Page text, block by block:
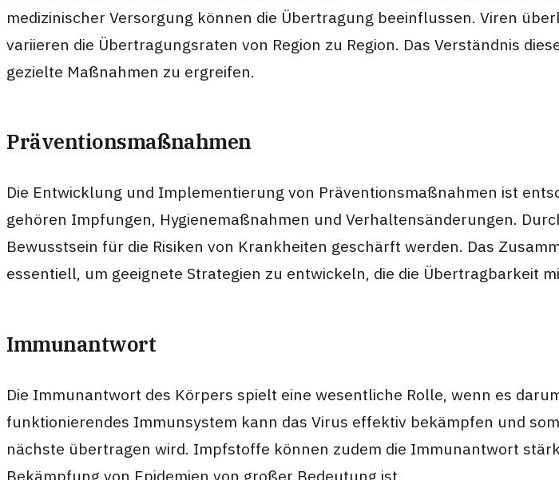
medizinischer Versorgung können die Übertragung beeinflussen. Viren
variieren die Übertragungsraten von Region zu Region. Das Verständnis
gezielte Maßnahmen zu ergreifen.
Präventionsmaßnahmen
Die Entwicklung und Implementierung von Präventionsmaßnahmen ist
gehören Impfungen, Hygienemaßnahmen und Verhaltensänderungen.
Bewusstsein für die Risiken von Krankheiten geschärft werden. Das
essentiell, um geeignete Strategien zu entwickeln, die die Übertragbarkeit
Immunantwort
Die Immunantwort des Körpers spielt eine wesentliche Rolle, wenn es
funktionierendes Immunsystem kann das Virus effektiv bekämpfen und
nächste übertragen wird. Impfstoffe können zudem die Immunantwort
Bekämpfung von Epidemien von großer Bedeutung ist.